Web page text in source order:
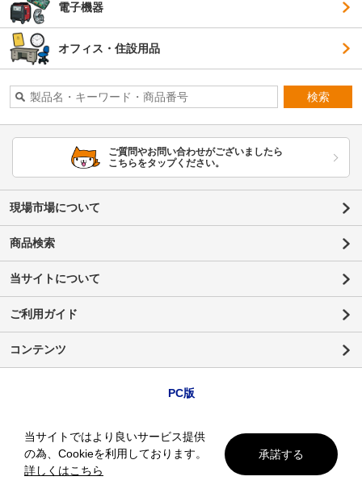
電子機器
オフィス・住設用品
検索
ご質問やお問い合わせがございましたら
こちらをタップください。
現場市場について
商品検索
当サイトについて
ご利用ガイド
コンテンツ
PC版
当サイトではより良いサービス提供
の為、Cookieを利用しております。
詳しくはこちら
承諾する